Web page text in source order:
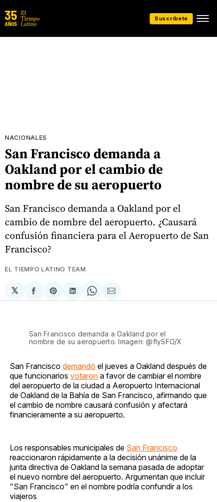
Suscríbete
NACIONALES
San Francisco demanda a
Oakland por el cambio de
nombre de su aeropuerto
San Francisco demanda a Oakland por el
cambio de nombre del aeropuerto. ¿Causará
confusión financiera para el Aeropuerto de San
Francisco?
EL TIEMPO LATINO TEAM
𝕏
Compartir
en
Share
on
Compartir
en
Share
on
Compartir
via
San Francisco demanda a Oakland por el
nombre de su aeropuerto. Imagen: @flySFO/X
San Francisco demandó el jueves a Oakland después de
que funcionarios votaron a favor de cambiar el nombre
del aeropuerto de la ciudad a Aeropuerto Internacional
de Oakland de la Bahía de San Francisco, afirmando que
el cambio de nombre causará confusión y afectará
financieramente a su aeropuerto.
Los responsables municipales de San Francisco
reaccionaron rápidamente a la decisión unánime de la
junta directiva de Oakland la semana pasada de adoptar
el nuevo nombre del aeropuerto. Argumentan que incluir
"San Francisco" en el nombre podría confundir a los
viajeros